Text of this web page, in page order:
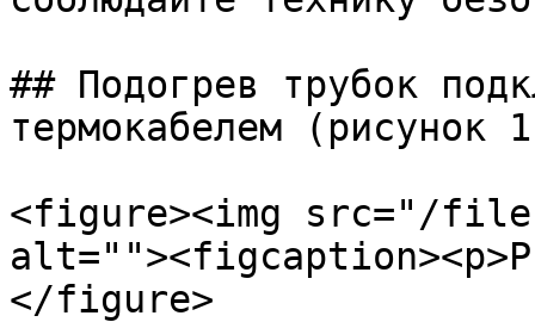
## Подогрев трубок
термокабелем (рисунок
<figure><img src="/
</figure>